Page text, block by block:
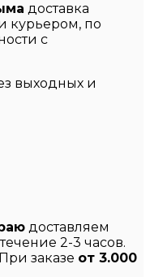
доставка
курьером, по
с
выходных и
доставляем
2-3 часов.
При заказе от 3.000